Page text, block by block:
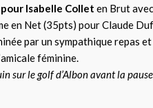
Isabelle Collet en Brut
en Net (35pts) pour Claude
par un sympathique repas
féminine.
sur le golf d’Albon avant la